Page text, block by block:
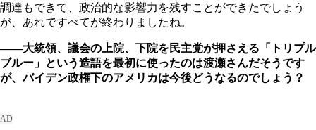
調達もできて、政治的な影響力を残すことができたでしょう
が、あれですべてが終わりましたね。
――大統領、議会の上院、下院を民主党が押さえる「トリプル
ブルー」という造語を最初に使ったのは渡瀬さんだそうです
が、バイデン政権下のアメリカは今後どうなるのでしょう？